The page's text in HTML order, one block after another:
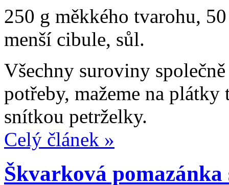
250 g měkkého tvarohu,
menší cibule, sůl.
Všechny suroviny
potřeby, mažeme na plátky
snítkou petrželky.
Celý článek »
Škvarková pomazánka